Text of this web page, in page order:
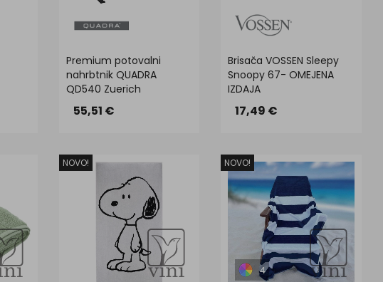
Premium potovalni
nahrbtnik QUADRA
QD540 Zuerich
55,51 €
Brisača VOSSEN Sleepy
Snoopy 67- OMEJENA
IZDAJA
17,49 €
NOVO! NOVO!
4